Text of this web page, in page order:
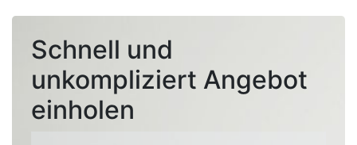
Schnell und
unkompliziert Angebot
einholen